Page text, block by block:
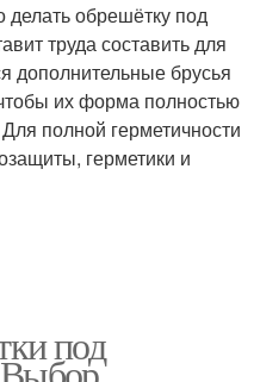
делать обрешётку под
труда составить для
дополнительные брусья
их форма полностью
полной герметичности
герметики и
под